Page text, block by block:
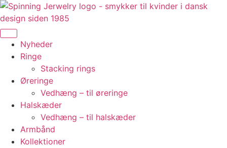
Videre
til
indhold
Nyheder
Ringe
Stacking rings
Øreringe
Vedhæng – til øreringe
Halskæder
Vedhæng – til halskæder
Armbånd
Kollektioner